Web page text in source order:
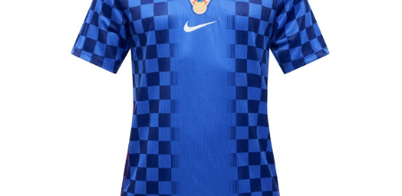
Zaključek nakupa